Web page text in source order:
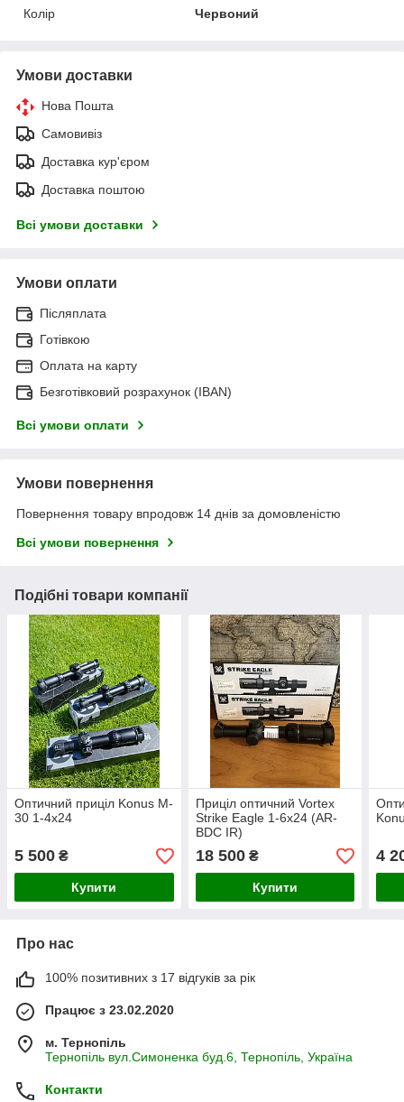
Колір
Червоний
Умови доставки
Нова Пошта
Самовивіз
Доставка кур'єром
Доставка поштою
Всі умови доставки
Умови оплати
Післяплата
Готівкою
Оплата на карту
Безготівковий розрахунок (IBAN)
Всі умови оплати
Умови повернення
Повернення товару впродовж 14 днів за домовленістю
Всі умови повернення
Подібні товари компанії
Оптичний приціл Konus M-
30 1-4x24
5 500 ₴
Купити
Приціл оптичний Vortex
Strike Eagle 1-6x24 (AR-
BDC IR)
18 500₴
Купити
4
Про нас
100% позитивних з 17 відгуків за рік
Працює з 23.02.2020
м. Тернопіль
Тернопіль вул.Симоненка буд.6, Тернопіль, Україна
Контакти